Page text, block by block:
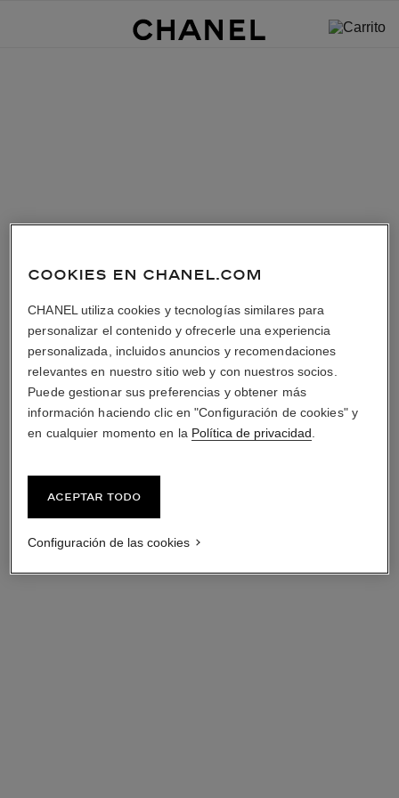
COOKIES EN CHANEL.COM
CHANEL utiliza cookies y tecnologías similares para
personalizar el contenido y ofrecerle una experiencia
personalizada, incluidos anuncios y recomendaciones
relevantes en nuestro sitio web y con nuestros socios.
Puede gestionar sus preferencias y obtener más
información haciendo clic en "Configuración de cookies" y
en cualquier momento en la Política de privacidad
Aceptar todo
Configuración de las cookies